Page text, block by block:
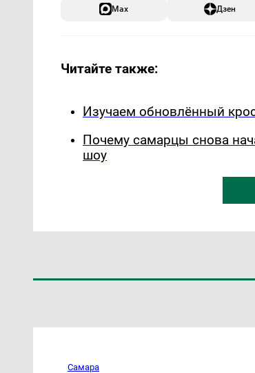
Max Дзен
Читайте также:
Изучаем обновлённый
Почему самарцы снова
шоу
Самара